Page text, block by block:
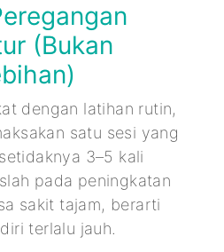
(Bukan
dengan latihan rutin,
satu sesi yang
3–5 kali
pada peningkatan
sakit tajam, berarti
terlalu jauh.